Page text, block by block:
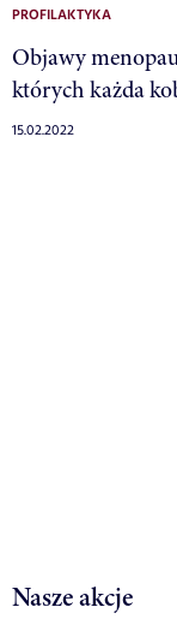
PROFILAKTYKA
Objawy
których każda
15.02.2022
Nasze akcje